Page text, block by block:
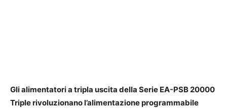
Gli alimentatori a tripla uscita della Serie EA-PSB 20000
Triple rivoluzionano l’alimentazione programmabile